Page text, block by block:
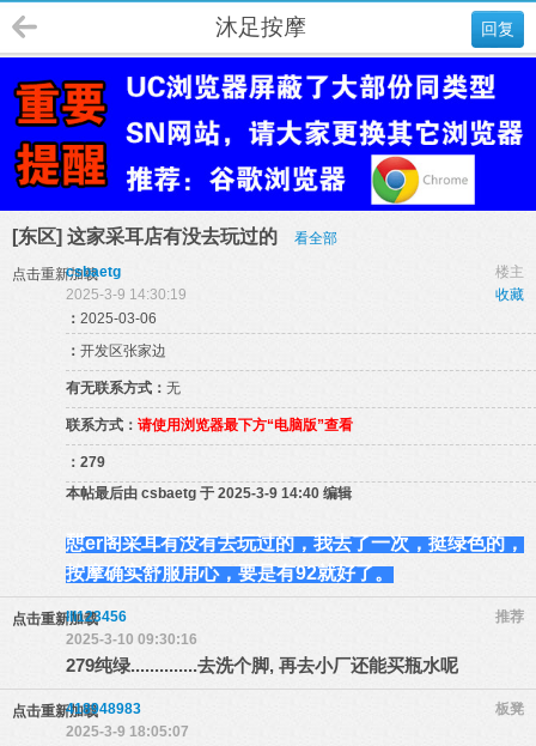
回复
沐足按摩
[东区] 这家采耳店有没去玩过的 看全部
点击重新加载 楼主
csbaetg
收藏
2025-3-9 14:30:19
： 2025-03-06
： 开发区张家边
有无联系方式： 无
联系方式： 请使用浏览器最下方“电脑版”查看
： 279
本帖最后由 csbaetg 于 2025-3-9 14:40 编辑
憇er阁采耳有没有去玩过的，我去了一次，挺绿色的，
按摩确实舒服用心，要是有92就好了。
点击重新加载 推荐
lll123456
2025-3-10 09:30:16
279纯绿..............去洗个脚, 再去小厂还能买瓶水呢
点击重新加载 板凳
418948983
2025-3-9 18:05:07